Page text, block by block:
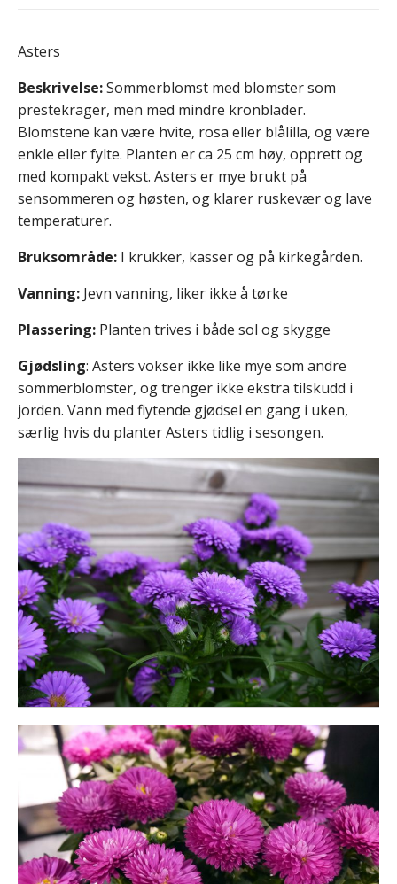
Asters
Beskrivelse:Sommerblomst med blomster som
prestekrager, men med mindre kronblader.
Blomstene kan være hvite, rosa eller blålilla, og være
enkle eller fylte. Planten er ca 25 cm høy, opprett og
med kompakt vekst. Asters er mye brukt på
sensommeren og høsten, og klarer ruskevær og lave
temperaturer.
Bruksområde: I krukker, kasser og på kirkegården.
Vanning: Jevn vanning, liker ikke å tørke
Plassering: Planten trives i både sol og skygge
Gjødsling: Asters vokser ikke like mye som andre
sommerblomster, og trenger ikke ekstra tilskudd i
jorden. Vann med flytende gjødsel en gang i uken,
særlig hvis du planter Asters tidlig i sesongen.